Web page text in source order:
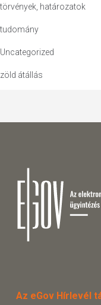
törvények, határozatok
tudomány
Uncategorized
zöld átállás
Az eGov Hírlevél